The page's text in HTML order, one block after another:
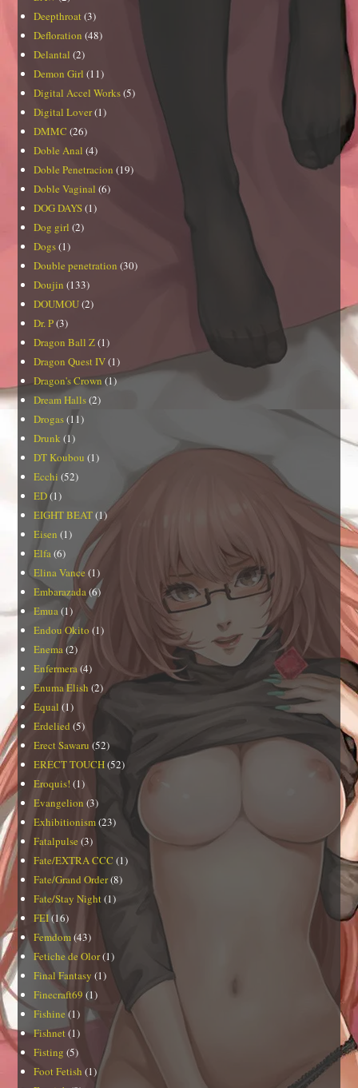
Deepthroat (3)
Defloration (48)
Delantal (2)
Demon Girl (11)
Digital Accel Works(5)
Digital Lover(1)
DMMC (26)
Doble Anal (4)
Doble Penetracion (19)
Doble Vaginal (6)
DOG DAYS(1)
Dog girl (2)
Dogs(1)
Double penetration (30)
Doujin (133)
DOUMOU(2)
Dr. P(3)
Dragon Ball Z(1)
Dragon Quest IV(1)
Dragon's Crown (1)
Dream Halls(2)
Drogas(11)
Drunk (1)
DT Koubou (1)
Ecchi (52)
ED(1)
EIGHT BEAT(1)
Eisen (1)
Elfa (6)
Elina Vance(1)
Embarazada (6)
Emua (1)
Endou Okito (1)
Enema (2)
Enfermera (4)
Enuma Elish (2)
Equal (1)
Erdelied (5)
Erect Sawaru (52)
ERECT TOUCH(52)
Eroquis! (1)
Evangelion (3)
Exhibitionism(23)
Fatalpulse (3)
Fate/EXTRA CCC (1)
Fate/Grand Order(8)
Fate/Stay Night (1)
FEI(16)
Femdom(43)
Fetiche de Olor(1)
Final Fantasy (1)
Finecraft69 (1)
Fishine(1)
Fishnet (1)
Fisting (5)
Foot Fetish (1)